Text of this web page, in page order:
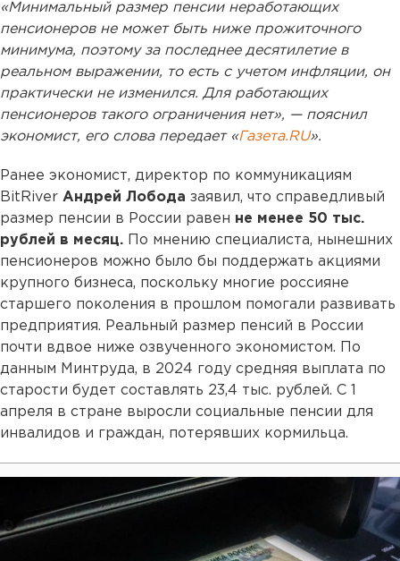
«Минимальный размер пенсии неработающих
пенсионеров не может быть ниже прожиточного
минимума, поэтому за последнее десятилетие в
реальном выражении, то есть с учетом инфляции, он
практически не изменился. Для работающих
пенсионеров такого ограничения нет», — пояснил
экономист, его слова передает «Газета.RU».
Ранее экономист, директор по коммуникациям
BitRiver Андрей Лобода заявил, что справедливый
размер пенсии в России равен не менее 50 тыс.
рублей в месяц. По мнению специалиста, нынешних
пенсионеров можно было бы поддержать акциями
крупного бизнеса, поскольку многие россияне
старшего поколения в прошлом помогали развивать
предприятия. Реальный размер пенсий в России
почти вдвое ниже озвученного экономистом. По
данным Минтруда, в 2024 году средняя выплата по
старости будет составлять 23,4 тыс. рублей. С 1
апреля в стране выросли социальные пенсии для
инвалидов и граждан, потерявших кормильца.